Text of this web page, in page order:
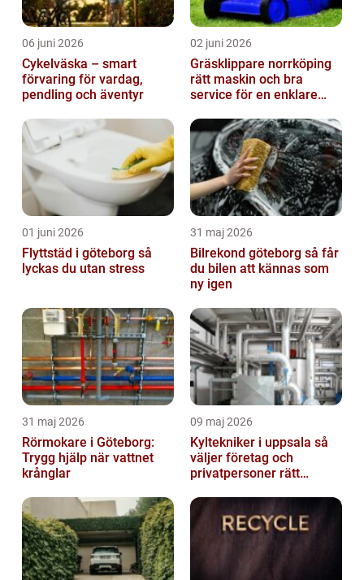
06 juni 2026
Cykelväska – smart
förvaring för vardag,
pendling och äventyr
02 juni 2026
Gräsklippare norrköping
rätt maskin och bra
service för en enklare
01 juni 2026
Flyttstäd i göteborg så
lyckas du utan stress
31 maj 2026
Bilrekond göteborg så får
du bilen att kännas som
ny igen
31 maj 2026
Rörmokare i Göteborg:
Trygg hjälp när vattnet
krånglar
09 maj 2026
Kyltekniker i uppsala så
väljer företag och
privatpersoner rätt